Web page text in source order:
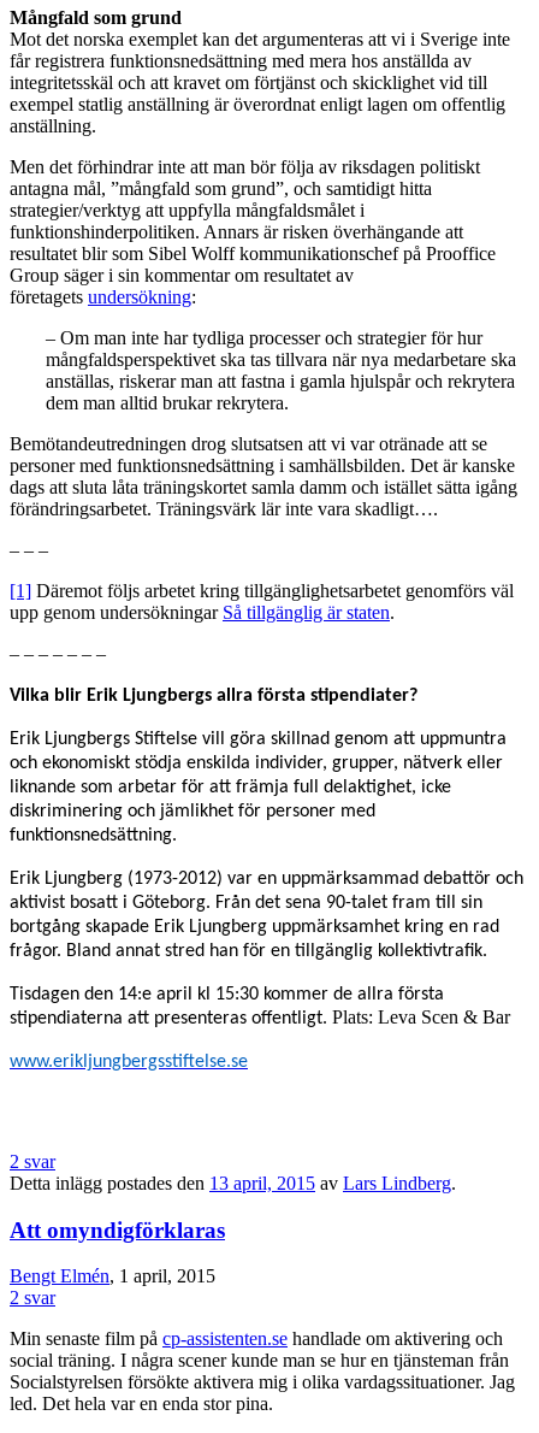
Mångfald som grund
Mot det norska exemplet kan det argumenteras att vi i Sverige inte
får registrera funktionsnedsättning med mera hos anställda av
integritetsskäl och att kravet om förtjänst och skicklighet vid till
exempel statlig anställning är överordnat enligt lagen om offentlig
anställning.
Men det förhindrar inte att man bör följa av riksdagen politiskt
antagna mål, ”mångfald som grund”, och samtidigt hitta
strategier/verktyg att uppfylla mångfaldsmålet i
funktionshinderpolitiken. Annars är risken överhängande att
resultatet blir som Sibel Wolff kommunikationschef på Prooffice
Group säger i sin kommentar om resultatet av
företagets undersökning:
– Om man inte har tydliga processer och strategier för hur
mångfaldsperspektivet ska tas tillvara när nya medarbetare ska
anställas, riskerar man att fastna i gamla hjulspår och rekrytera
dem man alltid brukar rekrytera.
Bemötandeutredningen drog slutsatsen att vi var otränade att se
personer med funktionsnedsättning i samhällsbilden. Det är kanske
dags att sluta låta träningskortet samla damm och istället sätta igång
förändringsarbetet. Träningsvärk lär inte vara skadligt….
– – –
[1] Däremot följs arbetet kring tillgänglighetsarbetet genomförs väl
upp genom undersökningar Så tillgänglig är staten.
– – – – – – –
Vilka blir Erik Ljungbergs allra första stipendiater?
Erik Ljungbergs Stiftelse vill göra skillnad genom att uppmuntra
och ekonomiskt stödja enskilda individer, grupper, nätverk eller
liknande som arbetar för att främja full delaktighet, icke
diskriminering och jämlikhet för personer med
funktionsnedsättning.
Erik Ljungberg (1973-2012) var en uppmärksammad debattör och
aktivist bosatt i Göteborg. Från det sena 90-talet fram till sin
bortgång skapade Erik Ljungberg uppmärksamhet kring en rad
frågor. Bland annat stred han för en tillgänglig kollektivtrafik.
Tisdagen den 14:e april kl 15:30 kommer de allra första
stipendiaterna att presenteras offentligt. Plats: Leva Scen & Bar
www.erikljungbergsstiftelse.se
2 svar
Detta inlägg postades den 13 april, 2015 av Lars Lindberg.
Att omyndigförklaras
Bengt Elmén, 1 april, 2015
2 svar
Min senaste film på cp-assistenten.se handlade om aktivering och
social träning. I några scener kunde man se hur en tjänsteman från
Socialstyrelsen försökte aktivera mig i olika vardagssituationer. Jag
led. Det hela var en enda stor pina.